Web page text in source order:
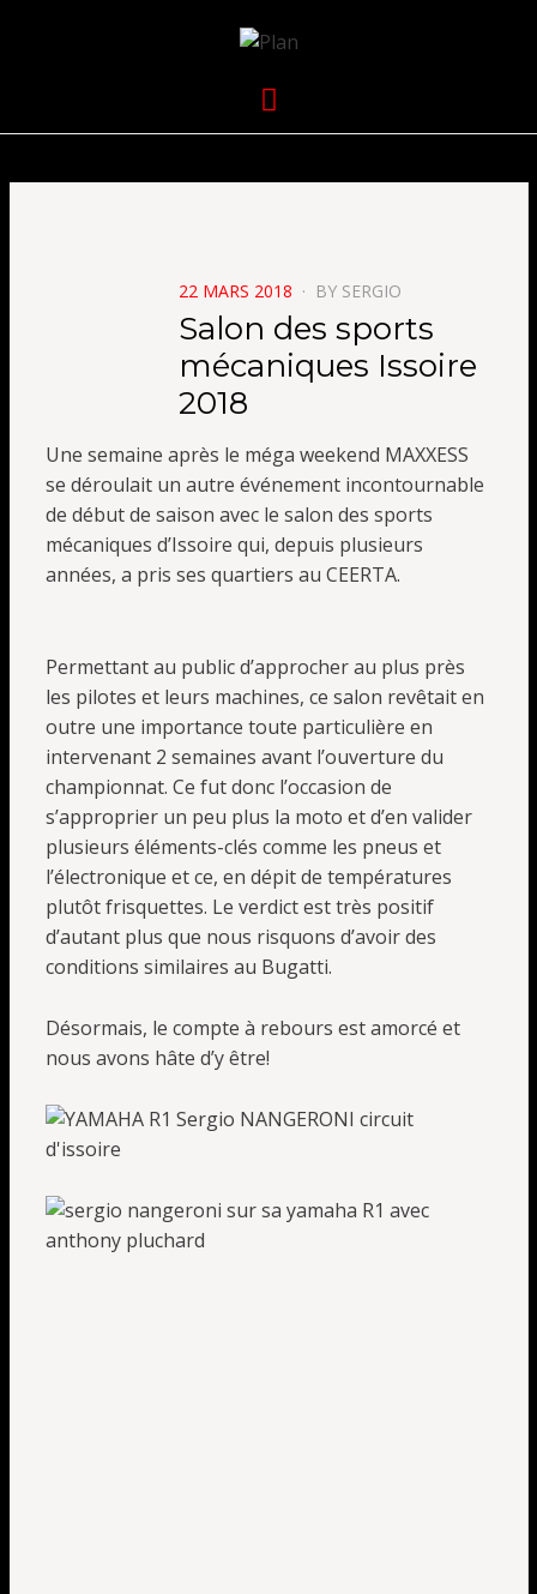
VOLKANIK-
ENDURANCE
POSTED
ON
22 MARS 2018 BY SERGIO
Salon des sports
mécaniques Issoire
2018
Une semaine après le méga weekend MAXXESS
se déroulait un autre événement incontournable
de début de saison avec le salon des sports
mécaniques d’Issoire qui, depuis plusieurs
années, a pris ses quartiers au CEERTA.
Permettant au public d’approcher au plus près
les pilotes et leurs machines, ce salon revêtait en
outre une importance toute particulière en
intervenant 2 semaines avant l’ouverture du
championnat. Ce fut donc l’occasion de
s’approprier un peu plus la moto et d’en valider
plusieurs éléments-clés comme les pneus et
l’électronique et ce, en dépit de températures
plutôt frisquettes. Le verdict est très positif
d’autant plus que nous risquons d’avoir des
conditions similaires au Bugatti.
Désormais, le compte à rebours est amorcé et
nous avons hâte d’y être!